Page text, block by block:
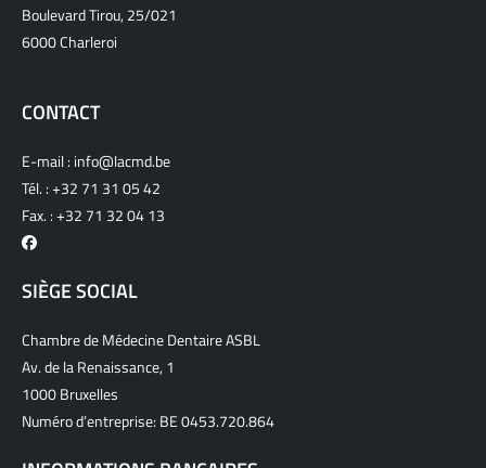
Boulevard Tirou, 25/021
6000 Charleroi
CONTACT
E-mail : info@lacmd.be
Tél. :+32 71 31 05 42
Fax. : +32 71 32 04 13
SIÈGE SOCIAL
Chambre de Médecine Dentaire ASBL
Av. de la Renaissance, 1
1000 Bruxelles
Numéro d’entreprise: BE 0453.720.864